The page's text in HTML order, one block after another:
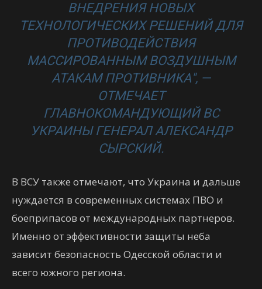
ВНЕДРЕНИЯ НОВЫХ
ТЕХНОЛОГИЧЕСКИХ РЕШЕНИЙ ДЛЯ
ПРОТИВОДЕЙСТВИЯ
МАССИРОВАННЫМ ВОЗДУШНЫМ
АТАКАМ ПРОТИВНИКА", —
ОТМЕЧАЕТ
ГЛАВНОКОМАНДУЮЩИЙ ВС
УКРАИНЫ ГЕНЕРАЛ АЛЕКСАНДР
СЫРСКИЙ.
В ВСУ также отмечают, что Украина и дальше
нуждается в современных системах ПВО и
боеприпасов от международных партнеров.
Именно от эффективности защиты неба
зависит безопасность Одесской области и
всего южного региона.